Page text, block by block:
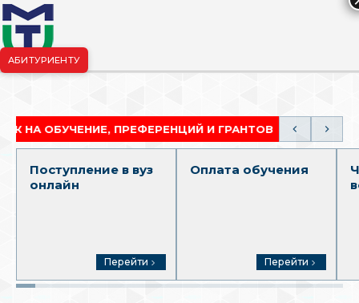
АБИТУРИЕНТУ
ПРЕФЕРЕНЦИЙ И ГРАНТОВ
Поступление в вуз
онлайн
Перейти
Оплата обучения
Перейти